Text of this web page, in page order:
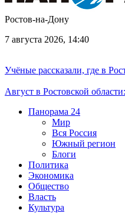
Ростов-на-Дону
7 августа 2026, 14:40
Учёные рассказали, где в
Август в Ростовской
Панорама 24
Мир
Вся Россия
Южный регион
Блоги
Политика
Экономика
Общество
Власть
Культура